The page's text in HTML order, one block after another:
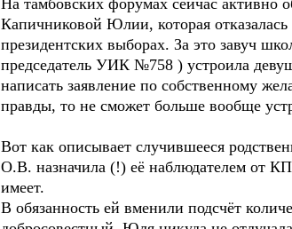
На тамбовских форумах сейчас активно
Капичниковой Юлии, которая
президентских выборах.За это завуч
председатель УИК №758 ) устроила
написать заявление по собственному
правды, то не сможет больше вообще
Вот как описывает случившееся
О.В. назначила (!) её наблюдателем от
имеет.
В обязанность ей вменили подсчёт